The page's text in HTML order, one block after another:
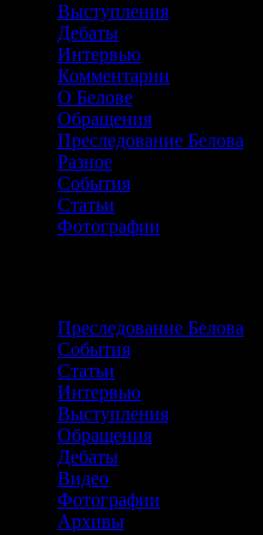
Выступления
Дебаты
Интервью
Комментарии
О Белове
Обращения
Преследование Белова
Разное
События
Статьи
Фотографии
Преследование Белова
События
Статьи
Интервью
Выступления
Обращения
Дебаты
Видео
Фотографии
Архивы